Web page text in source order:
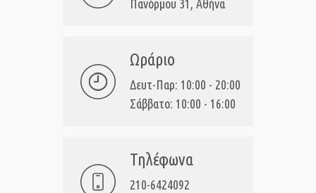
Πανόρμου 31, Αθήνα
Ωράριο
Δευτ-Παρ: 10:00 - 20:00
Σάββατο: 10:00 - 16:00
Τηλέφωνα
210-6424092